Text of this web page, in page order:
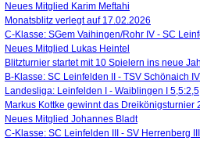
Neues Mitglied Karim Meftahi
Monatsblitz verlegt auf 17.02.2026
C-Klasse: SGem Vaihingen/Rohr IV - SC
Neues Mitglied Lukas Heintel
Blitzturnier startet mit 10 Spielern ins neue
B-Klasse: SC Leinfelden II - TSV Schönaich
Landesliga: Leinfelden I - Waiblingen I 5,5:2,5
Markus Kottke gewinnt das Dreikönigsturnier
Neues Mitglied Johannes Bladt
C-Klasse: SC Leinfelden III - SV Herrenberg